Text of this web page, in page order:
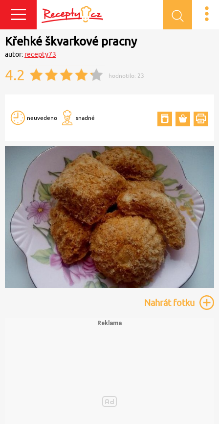
Přihlásit se
Křehké škvarkové pracny
autor: recepty73
4.2 hodnotilo: 23
neuvedeno snadné
Nahrátfotku